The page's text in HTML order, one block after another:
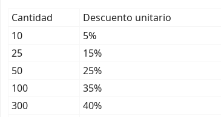
Cantidad
Descuento unitario
10
5%
25
15%
50
25%
100
35%
300
40%